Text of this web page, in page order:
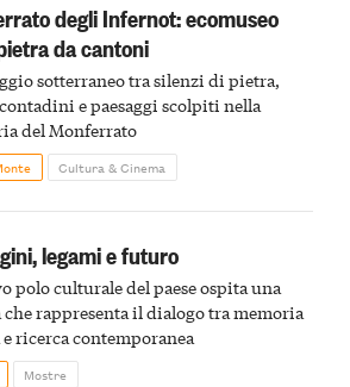
degli Infernot: ecomuseo
da cantoni
sotterraneo tra silenzi di pietra,
e paesaggi scolpiti nella
del Monferrato
Cultura & Cinema
legami e futuro
polo culturale del paese ospita una
che rappresenta il dialogo tra memoria
ricerca contemporanea
Mostre